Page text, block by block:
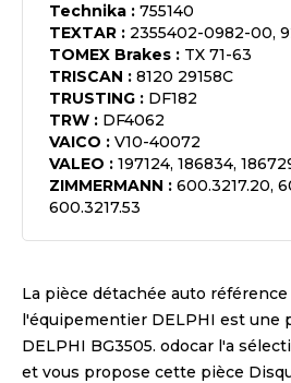
Technika : 755140
TEXTAR : 2355402-0982-00,
TOMEX Brakes : TX 71-63
TRISCAN : 8120 29158C
TRUSTING : DF182
TRW : DF4062
VAICO : V10-40072
VALEO : 197124, 186834,
ZIMMERMANN : 600.3217.20,
600.3217.53
La pièce détachée auto référence
l'équipementier DELPHI est une
DELPHI BG3505. odocar l'a
et vous propose cette pièce